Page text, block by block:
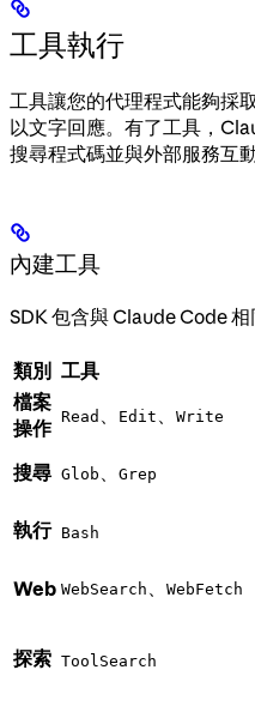
工具執行
工具讓您的代理程式能夠採
以文字回應。有了工具，
搜尋程式碼並與外部服務互動
內建工具
SDK 包含與 Claude Code 相
類別 工具
檔案
操作 Read Edit Write
搜尋 Glob Grep
執行 Bash
Web WebSearch WebFetch
探索 ToolSearch